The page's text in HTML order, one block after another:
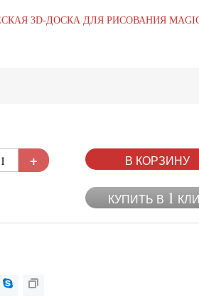
3D-ДОСКА ДЛЯ РИСОВАНИЯ MAGIC
+ В КОРЗИНУ
КУПИТЬ В 1